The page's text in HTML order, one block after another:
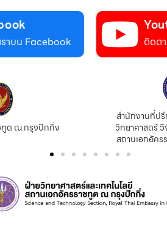
ราบน Facebook ติดต
ทูต ณ กรุงปักกิ่ง
สำนักงานที่ป
วิทยาศาสตร์
สถานเอกอัค